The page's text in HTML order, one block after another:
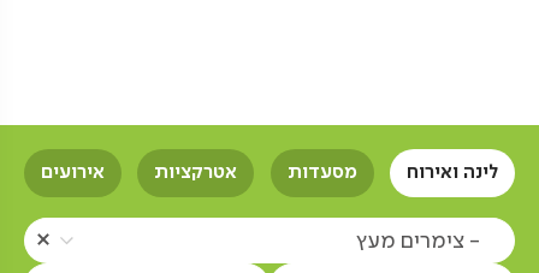
לינה ואירוח מסעדות אטרקציות אירועים
- צימרים מעץ